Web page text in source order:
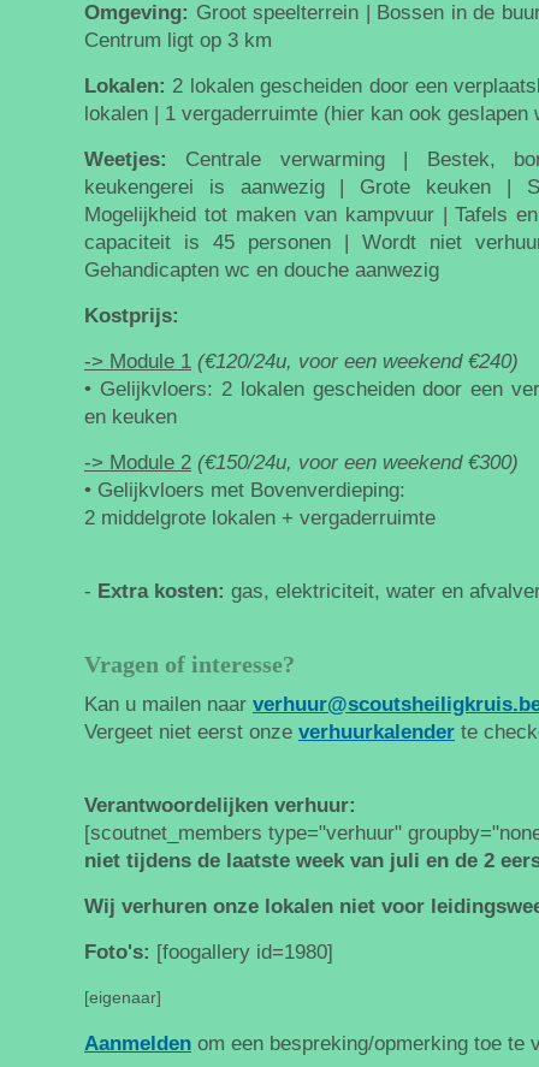
Omgeving: Groot speelterrein | Bossen in de
Centrum ligt op 3 km
Lokalen: 2 lokalen gescheiden door een
lokalen | 1 vergaderruimte (hier kan ook geslapen
Weetjes:
Centrale verwarming | Bestek,
keukengerei is aanwezig | Grote keuken |
Mogelijkheid tot maken van kampvuur | Tafels
capaciteit is 45 personen | Wordt niet
Gehandicapten wc en douche aanwezig
Kostprijs:
-> Module 1 (€120/24u, voor een weekend €240)
• Gelijkvloers: 2 lokalen gescheiden door een
en keuken
-> Module 2 (€150/24u, voor een weekend €300)
• Gelijkvloers met Bovenverdieping:
2 middelgrote lokalen + vergaderruimte
- Extra kosten: gas, elektriciteit, water en
Vragen of interesse?
Kan u mailen naar
Vergeet niet eerst onze verhuurkalender te
Verantwoordelijken verhuur:
[scoutnet_members type="verhuur"
niet tijdens de laatste week van juli en de 2
Wij verhuren onze lokalen niet voor
Foto's: [foogallery id=1980]
[eigenaar]
Aanmelden om een bespreking/opmerking toe te